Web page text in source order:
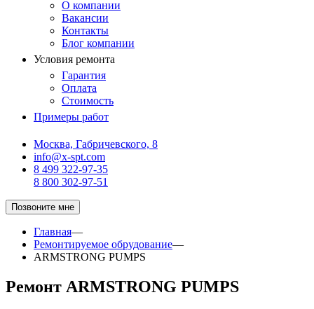
О компании
Вакансии
Контакты
Блог компании
Условия ремонта
Гарантия
Оплата
Стоимость
Примеры работ
Москва, Габричевского, 8
info@x-spt.com
8 499 322-97-35
8 800 302-97-51
Позвоните мне
Главная—
Ремонтируемое обрудование—
ARMSTRONG PUMPS
Ремонт ARMSTRONG PUMPS